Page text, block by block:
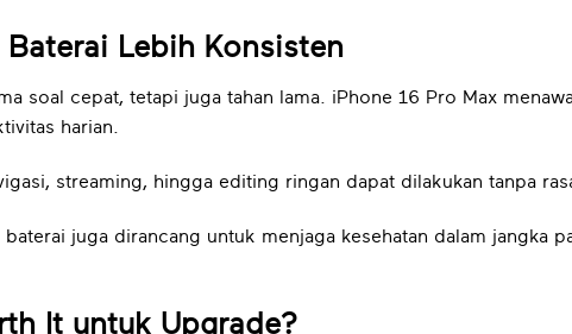
Baterai Lebih Konsisten
soal cepat, tetapi juga tahan lama. iPhone 16 Pro Max
harian.
streaming, hingga editing ringan dapat dilakukan tanpa
baterai juga dirancang untuk menjaga kesehatan dalam jangka
It untuk Upgrade?